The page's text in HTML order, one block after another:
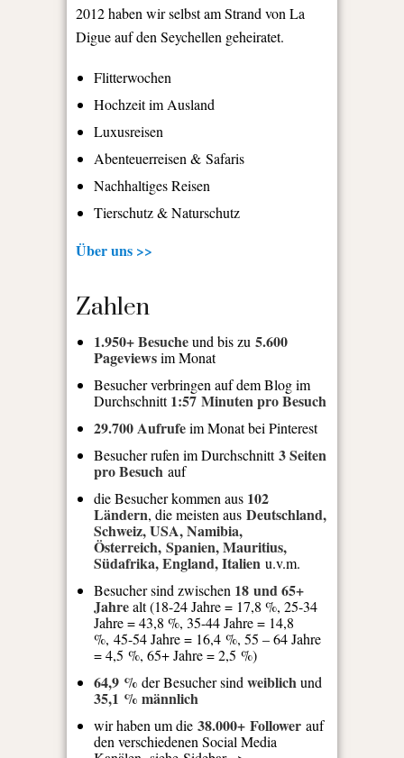
2012 haben wir selbst am Strand von La
Digue auf den Seychellen geheiratet.
Flitterwochen
Hochzeit im Ausland
Luxusreisen
Abenteuerreisen & Safaris
Nachhaltiges Reisen
Tierschutz & Naturschutz
Über uns >>
Zahlen
1.950+ Besucheund bis zu 5.600
Pageviewsim Monat
Besucher verbringen auf dem Blog im
Durchschnitt1:57 Minuten pro Besuch
29.700 Aufrufeim Monat bei Pinterest
Besucher rufen im Durchschnitt3 Seiten
pro Besuch auf
die Besucher kommen aus 102
Ländern, die meisten aus Deutschland,
Schweiz, USA, Namibia,
Österreich, Spanien, Mauritius,
Südafrika, England, Italien u.v.m.
Besucher sind zwischen 18 und 65+
Jahrealt (18-24 Jahre = 17,8 %, 25-34
Jahre = 43,8 %, 35-44 Jahre = 14,8
%, 45-54 Jahre = 16,4 %, 55 – 64 Jahre
= 4,5 %, 65+ Jahre = 2,5 %)
64,9 % der Besucher sind weiblichund
35,1 % männlich
wir haben um die 38.000+ Follower auf
den verschiedenen Social Media